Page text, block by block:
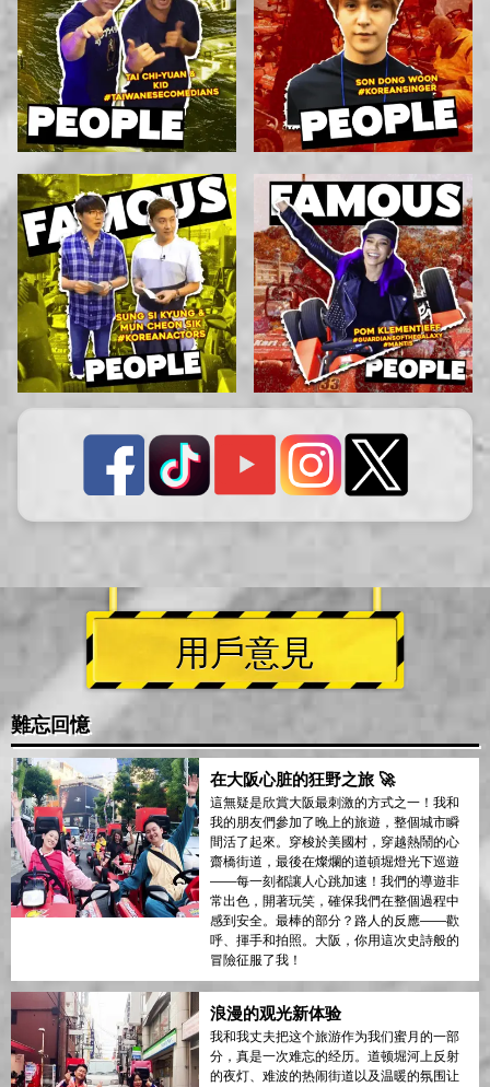
用戶意見
難忘回憶
在大阪心脏的狂野之旅 🚀
這無疑是欣賞大阪最刺激的方式之一！我和
我的朋友們參加了晚上的旅遊，整個城市瞬
間活了起來。穿梭於美國村，穿越熱鬧的心
齋橋街道，最後在燦爛的道頓堀燈光下巡遊
——每一刻都讓人心跳加速！我們的導遊非
常出色，開著玩笑，確保我們在整個過程中
感到安全。最棒的部分？路人的反應——歡
呼、揮手和拍照。大阪，你用這次史詩般的
冒險征服了我！
浪漫的观光新体验
我和我丈夫把这个旅游作为我们蜜月的一部
分，真是一次难忘的经历。道顿堀河上反射
的夜灯、难波的热闹街道以及温暖的氛围让